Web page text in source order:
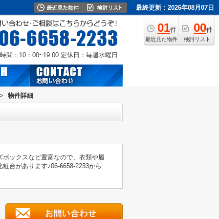
最終更新：2026年08月07日
01件
最近見た物件
00件
検討リスト
間：10：00~19:00 定休日：毎週水曜日
> 物件詳細
ックスなど豊富なので、衣類や履
台があります♪06-6658-2233から